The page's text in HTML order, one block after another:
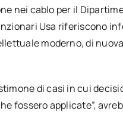
nei cablo per il
Usa riferiscono
moderno, di
di casi in cui
fossero applicate”,